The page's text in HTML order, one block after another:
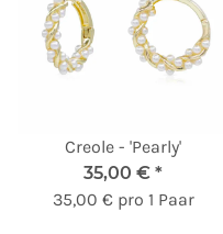
Creole - 'Pearly'
35,00 € *
35,00 € pro 1 Paar